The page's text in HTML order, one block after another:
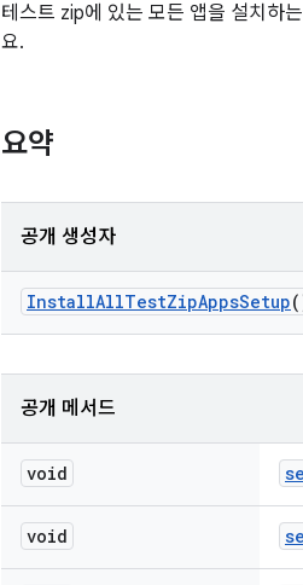
테스트 zip에 있는 모든 앱을 설치하는
요.
요약
공개 생성자
InstallAllTestZipAppsSetup
공개 메서드
void
void